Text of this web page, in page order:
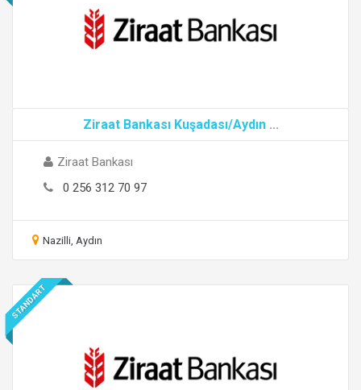
Ziraat Bankası Kuşadası/Aydın ...
Ziraat Bankası
0 256 312 70 97
Nazilli, Aydın
STANDART